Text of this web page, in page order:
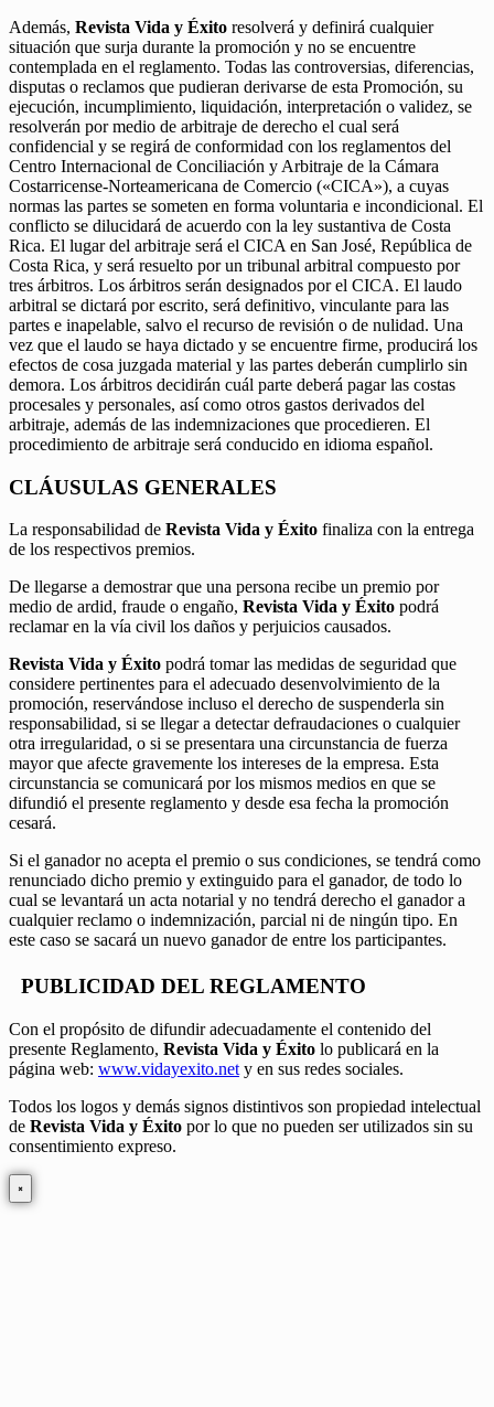
Además, Revista Vida y Éxito resolverá y definirá cualquier
situación que surja durante la promoción y no se encuentre
contemplada en el reglamento. Todas las controversias, diferencias,
disputas o reclamos que pudieran derivarse de esta Promoción, su
ejecución, incumplimiento, liquidación, interpretación o validez, se
resolverán por medio de arbitraje de derecho el cual será
confidencial y se regirá de conformidad con los reglamentos del
Centro Internacional de Conciliación y Arbitraje de la Cámara
Costarricense-Norteamericana de Comercio («CICA»), a cuyas
normas las partes se someten en forma voluntaria e incondicional. El
conflicto se dilucidará de acuerdo con la ley sustantiva de Costa
Rica. El lugar del arbitraje será el CICA en San José, República de
Costa Rica, y será resuelto por un tribunal arbitral compuesto por
tres árbitros. Los árbitros serán designados por el CICA. El laudo
arbitral se dictará por escrito, será definitivo, vinculante para las
partes e inapelable, salvo el recurso de revisión o de nulidad. Una
vez que el laudo se haya dictado y se encuentre firme, producirá los
efectos de cosa juzgada material y las partes deberán cumplirlo sin
demora. Los árbitros decidirán cuál parte deberá pagar las costas
procesales y personales, así como otros gastos derivados del
arbitraje, además de las indemnizaciones que procedieren. El
procedimiento de arbitraje será conducido en idioma español.
CLÁUSULAS GENERALES
La responsabilidad de Revista Vida y Éxito finaliza con la entrega
de los respectivos premios.
De llegarse a demostrar que una persona recibe un premio por
medio de ardid, fraude o engaño, Revista Vida y Éxito podrá
reclamar en la vía civil los daños y perjuicios causados.
Revista Vida y Éxito podrá tomar las medidas de seguridad que
considere pertinentes para el adecuado desenvolvimiento de la
promoción, reservándose incluso el derecho de suspenderla sin
responsabilidad, si se llegar a detectar defraudaciones o cualquier
otra irregularidad, o si se presentara una circunstancia de fuerza
mayor que afecte gravemente los intereses de la empresa. Esta
circunstancia se comunicará por los mismos medios en que se
difundió el presente reglamento y desde esa fecha la promoción
cesará.
Si el ganador no acepta el premio o sus condiciones, se tendrá como
renunciado dicho premio y extinguido para el ganador, de todo lo
cual se levantará un acta notarial y no tendrá derecho el ganador a
cualquier reclamo o indemnización, parcial ni de ningún tipo. En
este caso se sacará un nuevo ganador de entre los participantes.
PUBLICIDAD DEL REGLAMENTO
Con el propósito de difundir adecuadamente el contenido del
presente Reglamento, Revista Vida y Éxito lo publicará en la
página web: www.vidayexito.net y en sus redes sociales.
Todos los logos y demás signos distintivos son propiedad intelectual
de Revista Vida y Éxito por lo que no pueden ser utilizados sin su
consentimiento expreso.
×